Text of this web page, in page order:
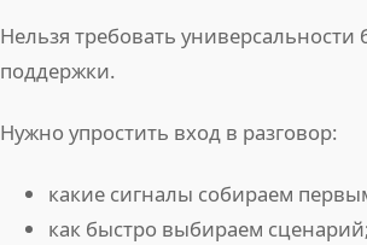
Нельзя требовать универсальности
поддержки.
Нужно упростить вход в разговор:
какие сигналы собираем
как быстро выбираем сценарий;